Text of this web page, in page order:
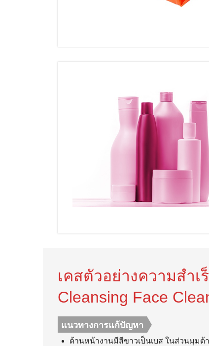
เคสตัวอย่างความสำเ
Cleansing Face
แนวทางการแก้ปัญหา
ด้านหน้างานมีสีขาวเป็นเบส ในส่วนมุมด้